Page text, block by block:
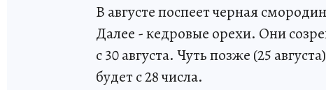
В августе поспеет черная
Далее - кедровые орехи. Они
с 30 августа. Чуть позже (25
будет с 28 числа.